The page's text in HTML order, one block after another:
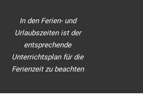
In den Ferien- und
Urlaubszeiten ist der
entsprechende
Unterrichtsplan für die
Ferienzeit zu beachten